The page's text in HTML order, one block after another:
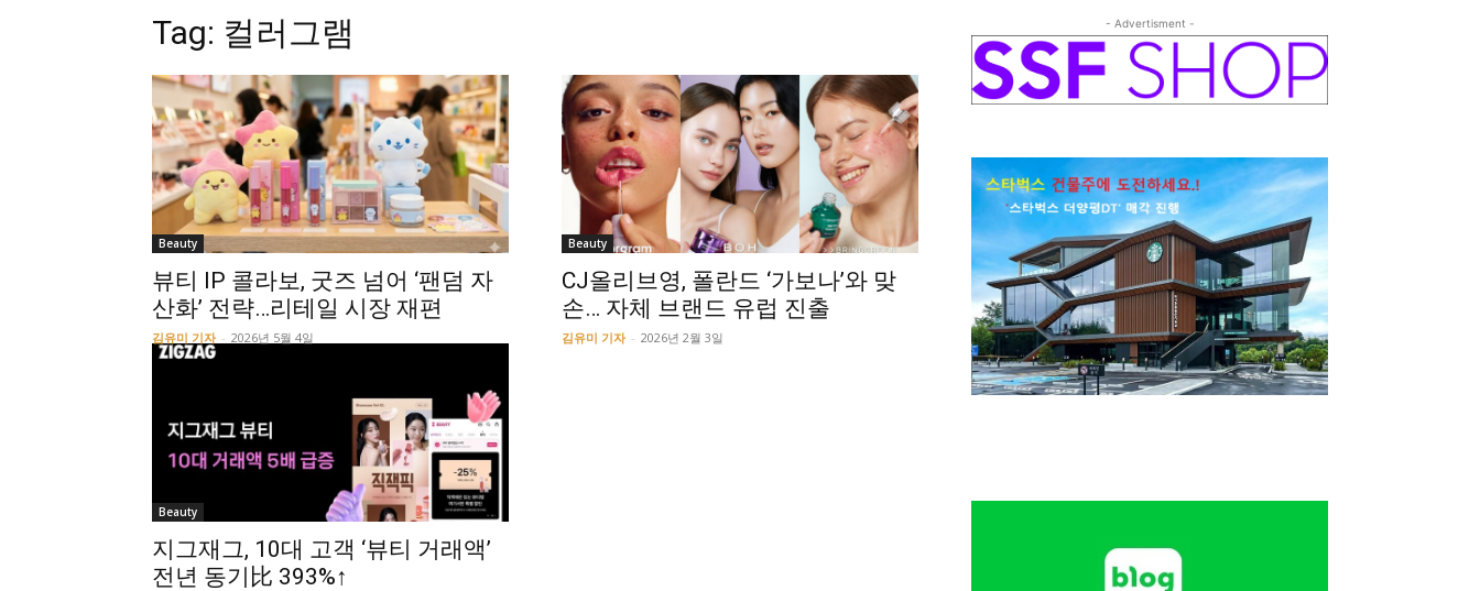
Tag: 컬러그램
Beauty
뷰티 IP 콜라보, 굿즈 넘어 ‘팬덤 자
산화’ 전략…리테일 시장 재편
김유미 기자 - 2026년 5월 4일
Beauty
CJ올리브영, 폴란드 ‘가보나’와 맞
손… 자체 브랜드 유럽 진출
김유미 기자 - 2026년 2월 3일
Beauty
지그재그, 10대 고객 ‘뷰티 거래액’
전년 동기比 393%↑
- Advertisment -